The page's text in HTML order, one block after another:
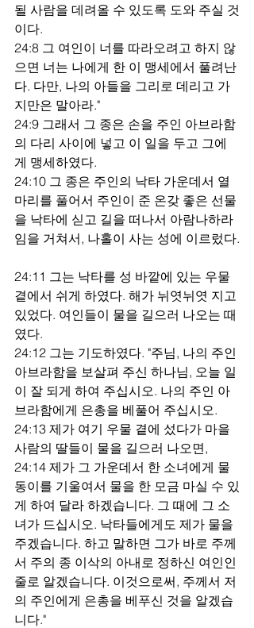
될 사람을 데려올 수 있도록 도와 주실 것
이다.
24:8 그 여인이 너를 따라오려고 하지 않
으면 너는 나에게 한 이 맹세에서 풀려난
다. 다만, 나의 아들을 그리로 데리고 가
지만은 말아라."
24:9 그래서 그 종은 손을 주인 아브라함
의 다리 사이에 넣고 이 일을 두고 그에
게 맹세하였다.
24:10 그 종은 주인의 낙타 가운데서 열
마리를 풀어서 주인이 준 온갖 좋은 선물
을 낙타에 싣고 길을 떠나서 아람나하라
임을 거쳐서, 나홀이 사는 성에 이르렀다.
24:11 그는 낙타를 성 바깥에 있는 우물
곁에서 쉬게 하였다. 해가 뉘엿뉘엿 지고
있었다. 여인들이 물을 길으러 나오는 때
였다.
24:12 그는 기도하였다. "주님, 나의 주인
아브라함을 보살펴 주신 하나님, 오늘 일
이 잘 되게 하여 주십시오. 나의 주인 아
브라함에게 은총을 베풀어 주십시오.
24:13 제가 여기 우물 곁에 섰다가 마을
사람의 딸들이 물을 길으러 나오면,
24:14 제가 그 가운데서 한 소녀에게 물
동이를 기울여서 물을 한 모금 마실 수 있
게 하여 달라 하겠습니다. 그 때에 그 소
녀가 드십시오. 낙타들에게도 제가 물을
주겠습니다. 하고 말하면 그가 바로 주께
서 주의 종 이삭의 아내로 정하신 여인인
줄로 알겠습니다. 이것으로써, 주께서 저
의 주인에게 은총을 베푸신 것을 알겠습
니다."